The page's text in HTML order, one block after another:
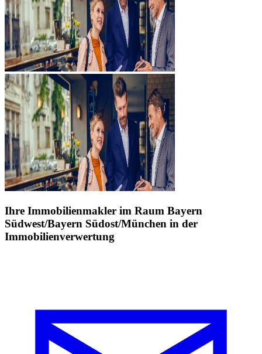
Ihre Immobilienmakler im Raum Bayern
Südwest/Bayern Südost/München in der
Immobilienverwertung